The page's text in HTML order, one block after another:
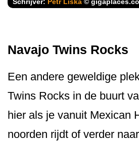
Navajo Twins Rocks
Een andere geweldige
Twins Rocks in de buurt
hier als je vanuit Mexican
noorden rijdt of verder